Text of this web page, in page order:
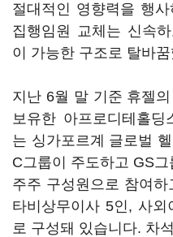
절대적인 영향력을 행
집행임원 교체는 신속
이 가능한 구조로 탈바
지난 6월 말 기준 휴젤
보유한 아프로디테홀딩
는 싱가포르계 글로벌
C그룹이 주도하고 GS그
주주 구성원으로 참여하
타비상무이사 5인, 사
로 구성돼 있습니다. 차